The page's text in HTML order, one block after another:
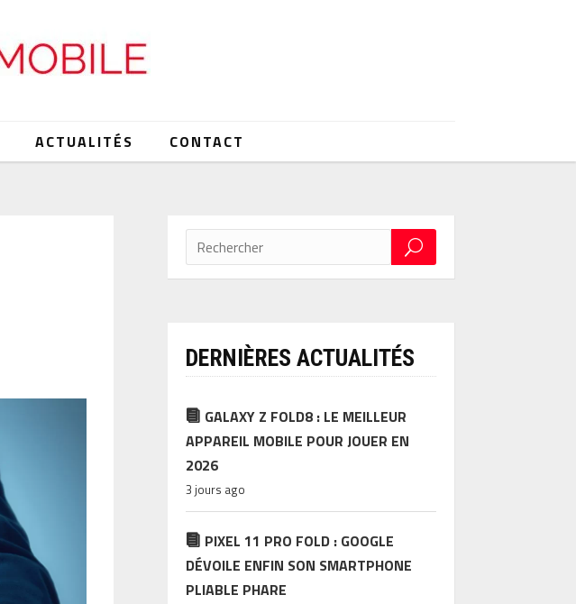
ACTUALITÉS CONTACT
DERNIÈRES ACTUALITÉS
GALAXY Z FOLD8 : LE MEILLEUR
APPAREIL MOBILE POUR JOUER EN
2026
3 jours ago
PIXEL 11 PRO FOLD : GOOGLE
DÉVOILE ENFIN SON SMARTPHONE
PLIABLE PHARE